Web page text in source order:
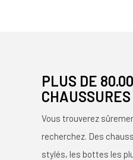
PLUS DE
Vous trouverez
recherchez. Des
stylés, les bottes les